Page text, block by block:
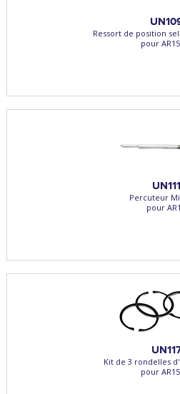
Ressort de position
pour
UN111
Percuteur
pour
Kit de 3 rondelles
pour